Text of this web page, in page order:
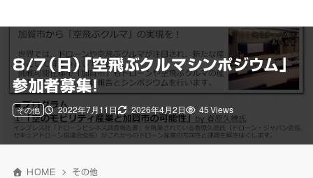
8/7（日）「空飛ぶクルマシンポジウム」
参加者募集！
2022年7月11日 2026年4月2日
その他 45 Views
HOME その他